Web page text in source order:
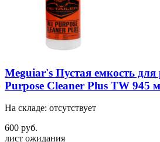
Meguiar's Пустая емкость
Purpose Cleaner Plus TW 945
На складе: отсутствует
600 руб.
лист ожидания